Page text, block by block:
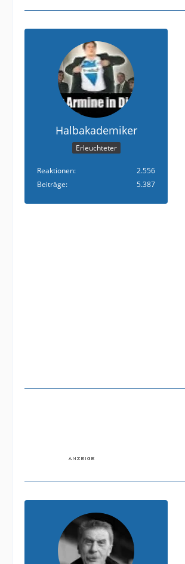
Halbakademiker
Erleuchteter
Reaktionen
2.556
Beiträge
5.387